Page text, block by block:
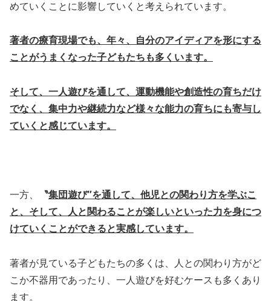
めていくことに影響していくと考えられています。
著者の療育現場でも、年々、自分のアイディアを形にする
ことがうまくなった子どもたちも多くいます。
そして、一人遊びを通して、運動機能や創造性の育ちだけ
でなく、集中力や継続力など様々な能力の育ちにも寄与し
ていくと感じています。
一方、 〝集団遊び″を通して、他児との関わり方を学ぶこ
と、そして、人と関わることが楽しいといった力を身につ
けていくことができると実感しています。
著者が見ている子どもたちの多くは、人との関わり方がど
こか不器用であったり、一人遊びを好むケースも多くあり
ます。